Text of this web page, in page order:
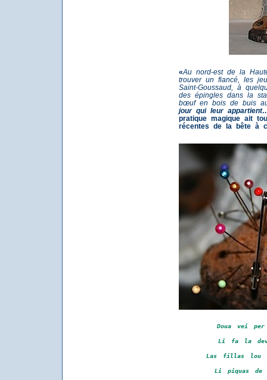
«Au nord-est de la
trouver un fiancé, les
Saint-Goussaud, à
des épingles dans la
bœuf en bois de buis
jour qui leur
pratique magique ait
récentes de la bête à
Doua vei per
Li fa la
Las fillas lou
Li piquas de